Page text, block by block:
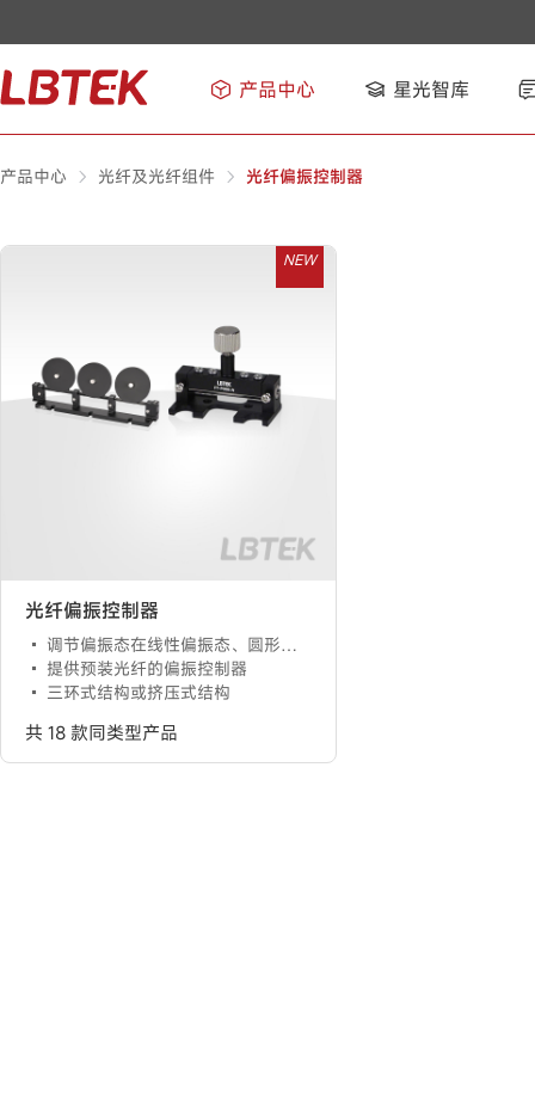
产品中心 星光智库
产品中心 光纤及光纤组件 光纤偏振控制器
NEW
光纤偏振控制器
调节偏振态在线性偏振态、圆形偏振态和椭圆形偏振态之间转换
提供预装光纤的偏振控制器
三环式结构或挤压式结构
共 18 款同类型产品